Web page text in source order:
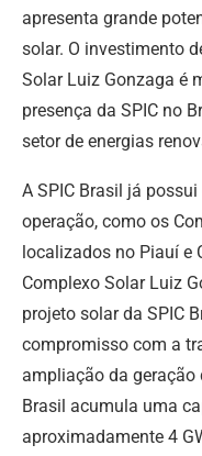
apresenta grande
solar. O investimento
Solar Luiz Gonzaga é
presença da SPIC no
setor de energias
A SPIC Brasil já
operação, como os
localizados no Piauí e
Complexo Solar Luiz
projeto solar da SPIC
compromisso com a
ampliação da geração
Brasil acumula uma
aproximadamente 4